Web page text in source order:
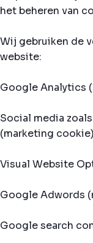
het beheren van
Wij gebruiken de
website:
Google Analytics
Social media
(marketing cookie)
Visual Website
Google Adwords
Google search